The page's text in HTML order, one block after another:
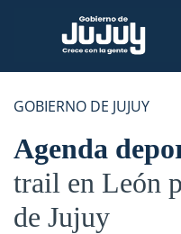
GOBIERNO DE JUJUY
Agenda
trail en León
de Jujuy